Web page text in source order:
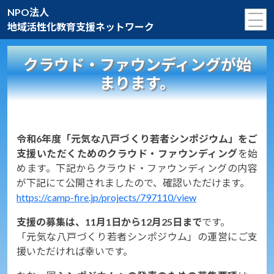
NPO法人
地域活性化教育支援ネットワーク
クラウド・ファウンディングが始
まります。
令和6年度「元気な八戸づくり若者シンポジウム」をご
支援いただくためのクラウド・ファウンディングを始
めます。下記からクラウド・ファウンディングの内容
が下記にて公開されましたので、確認いただけます。
https://camp-fire.jp/projects/797110/view
支援の募集は、11月1日から12月25日までです。
「元気な八戸づくり若者シンポジウム」の運営にご支
援いただければ幸いです。